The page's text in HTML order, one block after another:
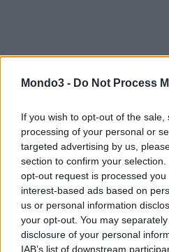
Mondo3 - Do Not Process
If you wish to opt-out of the
processing of your personal or
targeted advertising by us,
section to confirm your
opt-out request is processed
interest-based ads based on
us or personal information
your opt-out. You may
disclosure of your personal
IAB’s list of downstream
Proprio perché vengono
anche per chi ha un’età fino a 34
un altro recente sondaggio di
medio del 93,33%, infatti, questo
come
promozioni o offerte,anche
“Tra i risultati emersi dalla
particolarmente colpito quelli